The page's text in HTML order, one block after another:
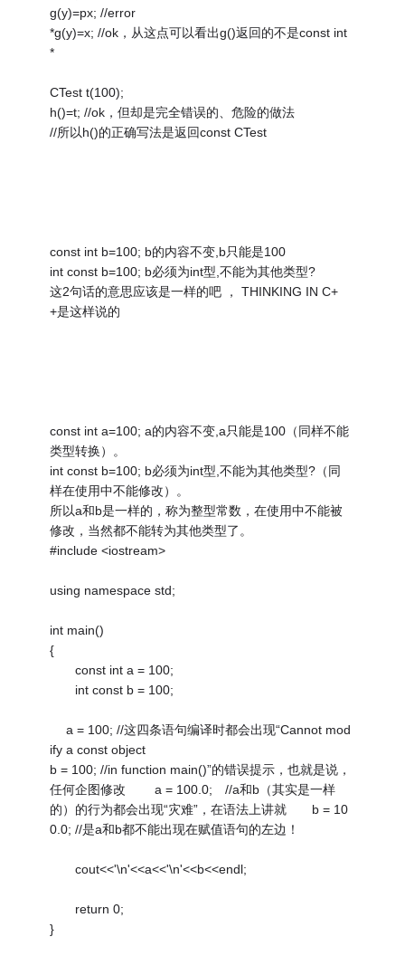
g(y)=px; //error
*g(y)=x; //ok，从这点可以看出g()返回的不是const int
*
CTest t(100);
h()=t; //ok，但却是完全错误的、危险的做法
//所以h()的正确写法是返回const CTest
const int b=100; b的内容不变,b只能是100
int const b=100; b必须为int型,不能为其他类型?
这2句话的意思应该是一样的吧 ， THINKING IN C+
+是这样说的
const int a=100; a的内容不变,a只能是100（同样不能
类型转换）。
int const b=100; b必须为int型,不能为其他类型?（同
样在使用中不能修改）。
所以a和b是一样的，称为整型常数，在使用中不能被
修改，当然都不能转为其他类型了。
#include <iostream>
using namespace std;
int main()
{
const int a = 100;
int const b = 100;
a = 100; //这四条语句编译时都会出现“Cannot mod
ify a const object
b = 100; //in function main()”的错误提示，也就是说，
任何企图修改 a = 100.0; //a和b（其实是一样
的）的行为都会出现“灾难”，在语法上讲就 b = 10
0.0; //是a和b都不能出现在赋值语句的左边！
cout<<'\n'<<a<<'\n'<<b<<endl;
return 0;
}